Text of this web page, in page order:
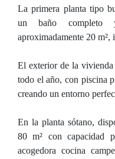
La primera planta tipo
un baño completo
aproximadamente 20 m²,
El exterior de la vivienda
todo el año, con piscina
creando un entorno
En la planta sótano,
80 m² con capacidad
acogedora cocina